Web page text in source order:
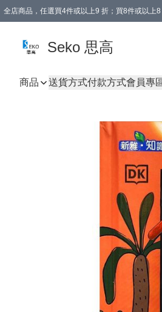
全店商品，任選買4件或以上9 折；買8件或以上8
Seko 思高
商品 送貨方式付款方式會員專